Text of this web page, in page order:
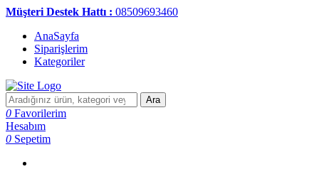
Müşteri Destek Hattı : 08509693460
AnaSayfa
Siparişlerim
Kategoriler
Ara
0 Favorilerim
Hesabım
0 Sepetim